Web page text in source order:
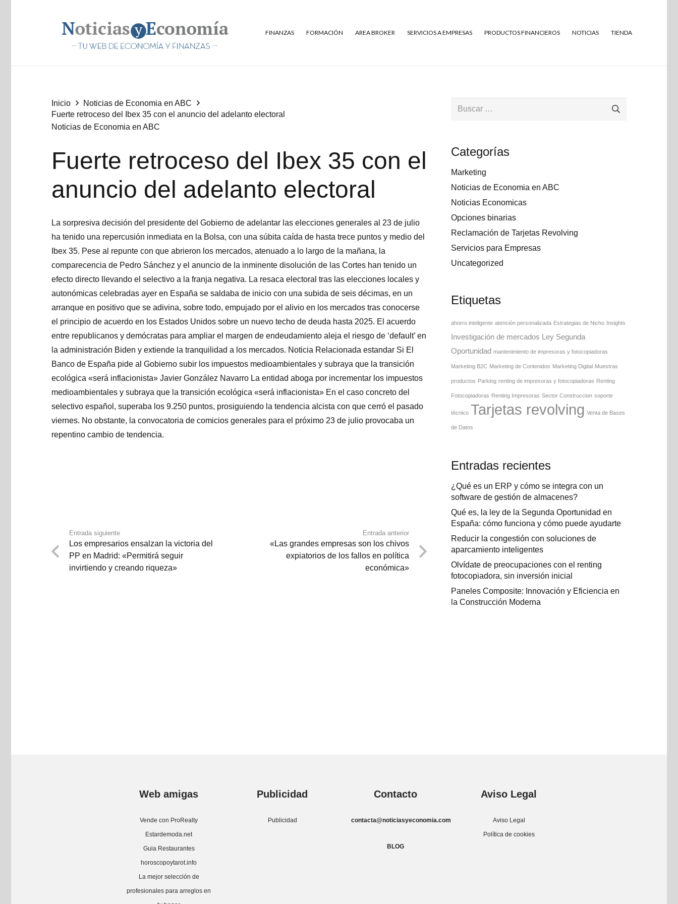
FINANZAS FORMACIÓN AREA BROKER SERVICIOS A EMPRESAS PRODUCTOS FINANCIEROS NOTICIAS TIENDA
Inicio
Noticias de Economia en ABC
Fuerte retroceso del Ibex 35 con el anuncio del adelanto electoral
Noticias de Economia en ABC
Fuerte retroceso del Ibex 35 con el
anuncio del adelanto electoral
La sorpresiva decisión del presidente del Gobierno de adelantar las elecciones generales al 23 de julio
ha tenido una repercusión inmediata en la Bolsa, con una súbita caída de hasta trece puntos y medio del
Ibex 35. Pese al repunte con que abrieron los mercados, atenuado a lo largo de la mañana, la
comparecencia de Pedro Sánchez y el anuncio de la inminente disolución de las Cortes han tenido un
efecto directo llevando el selectivo a la franja negativa. La resaca electoral tras las elecciones locales y
autonómicas celebradas ayer en España se saldaba de inicio con una subida de seis décimas, en un
arranque en positivo que se adivina, sobre todo, empujado por el alivio en los mercados tras conocerse
el principio de acuerdo en los Estados Unidos sobre un nuevo techo de deuda hasta 2025. El acuerdo
entre republicanos y demócratas para ampliar el margen de endeudamiento aleja el riesgo de ‘default’ en
la administración Biden y extiende la tranquilidad a los mercados. Noticia Relacionada estandar Si El
Banco de España pide al Gobierno subir los impuestos medioambientales y subraya que la transición
ecológica «será inflacionista» Javier González Navarro La entidad aboga por incrementar los impuestos
medioambientales y subraya que la transición ecológica «será inflacionista» En el caso concreto del
selectivo español, superaba los 9.250 puntos, prosiguiendo la tendencia alcista con que cerró el pasado
viernes. No obstante, la convocatoria de comicios generales para el próximo 23 de julio provocaba un
repentino cambio de tendencia.
Entrada siguiente
Los empresarios ensalzan la victoria del
PP en Madrid: «Permitirá seguir
invirtiendo y creando riqueza»
Entrada anterior
«Las grandes empresas son los chivos
expiatorios de los fallos en política
económica»
Buscar:
Categorías
Marketing
Noticias de Economia en ABC
Noticias Economicas
Opciones binarias
Reclamación de Tarjetas Revolving
Servicios para Empresas
Uncategorized
Etiquetas
ahorro inteligente atención personalizada Estrategias de Nicho Insights
Investigación de mercados
Ley Segunda
Oportunidad mantenimiento de impresoras y fotocopiadoras
Marketing B2C Marketing de Contenidos Marketing Digital Muestras
productos Parking renting de impresoras y fotocopiadoras Renting
Fotocopiadoras Renting Impresoras Sector Construccion soporte
técnico Tarjetas revolving Venta de Bases
de Datos
Entradas recientes
¿Qué es un ERP y cómo se integra con un
software de gestión de almacenes?
Qué es, la ley de la Segunda Oportunidad en
España: cómo funciona y cómo puede ayudarte
Reducir la congestión con soluciones de
aparcamiento inteligentes
Olvídate de preocupaciones con el renting
fotocopiadora, sin inversión inicial
Paneles Composite: Innovación y Eficiencia en
la Construcción Moderna
Web amigas
Vende con ProRealty
Estardemoda.net
Guia Restaurantes
horoscopoytarot.info
La mejor selección de
profesionales para arreglos en
Publicidad
Publicidad
Contacto
contacta@noticiasyeconomia.com
BLOG
Aviso Legal
Aviso Legal
Política de cookies